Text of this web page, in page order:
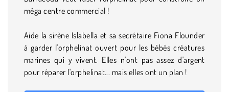
méga centre commercial !
Aide la sirène Islabella et sa secrétaire Fiona Flounder
à garder l'orphelinat ouvert pour les bébés créatures
marines qui y vivent. Elles n'ont pas assez d'argent
pour réparer l'orphelinat... mais elles ont un plan !